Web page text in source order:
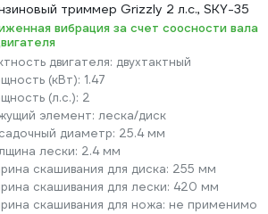
триммер Grizzly 2 л.с., SKY-35
вибрация за счет соосности вала
двигателя: двухтактный
(кВт): 1.47
(л.с.): 2
элемент: леска/диск
диаметр: 25.4 мм
лески: 2.4 мм
скашивания для диска: 255 мм
скашивания для лески: 420 мм
скашивания для ножа: не применимо